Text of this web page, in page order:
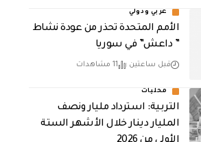
عربي ودولي
الأمم المتحدة تحذر من عودة نشاط
” داعش” في سوريا
قبل ساعتين 11 مشاهدات
محليات
التربية: استرداد مليار ونصف
المليار دينار خلال الأشهر الستة